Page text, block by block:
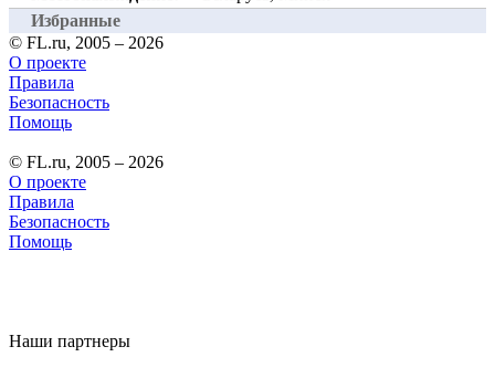
Избранные
© FL.ru, 2005 – 2026
О проекте
Правила
Безопасность
Помощь
© FL.ru, 2005 – 2026
О проекте
Правила
Безопасность
Помощь
Наши партнеры